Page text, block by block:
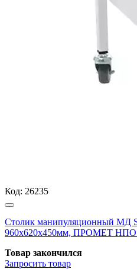
Код: 26235
Столик манипуляционный МД
960x620x450мм, ПРОМЕТ
Товар закончился
Запросить товар